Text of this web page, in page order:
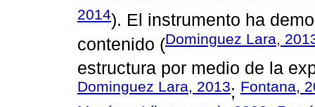
2014). El instrumento ha
contenido (Dominguez Lara,
estructura por medio de la
Dominguez Lara, 2013; Fontana,